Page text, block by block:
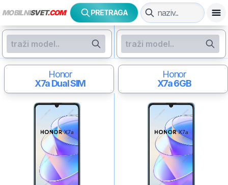
MOBILNISVET.COM PRETRAGA
Honor
X7aDual SIM
Honor
X7a6GB